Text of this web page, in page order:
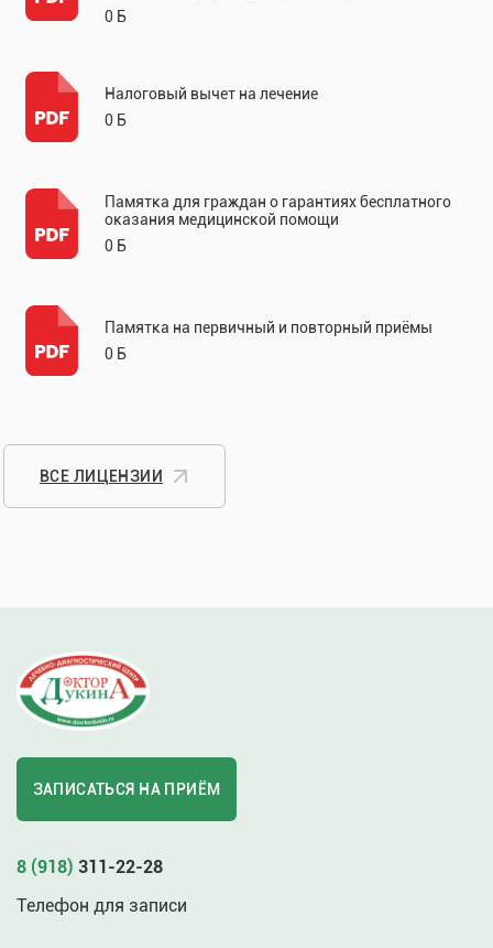
0 Б
Налоговый вычет на лечение
0 Б
Памятка для граждан о гарантиях бесплатного
оказания медицинской помощи
0 Б
Памятка на первичный и повторный приёмы
0 Б
ВСЕ ЛИЦЕНЗИИ
ЗАПИСАТЬСЯ НА ПРИЁМ
8 (918) 311-22-28
Телефон для записи